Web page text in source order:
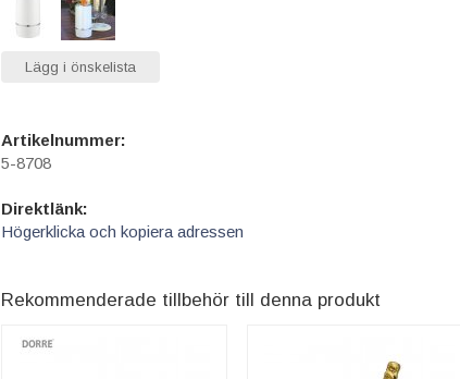
Lägg i önskelista
Artikelnummer:
5-8708
Direktlänk:
Högerklicka och kopiera adressen
Rekommenderade tillbehör till denna produkt